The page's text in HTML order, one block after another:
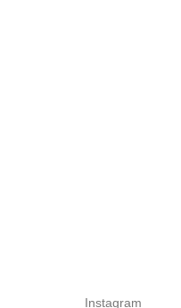
Instagram